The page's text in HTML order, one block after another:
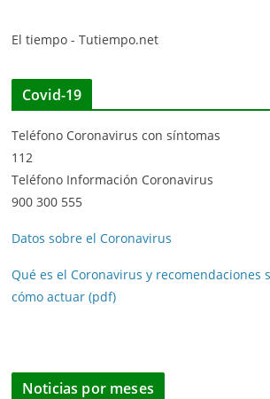
El tiempo - Tutiempo.net
Covid-19
Teléfono Coronavirus con síntomas
112
Teléfono Información Coronavirus
900 300 555
Datos sobre el Coronavirus
Qué es el Coronavirus y recomendaciones
cómo actuar (pdf)
Noticias por meses